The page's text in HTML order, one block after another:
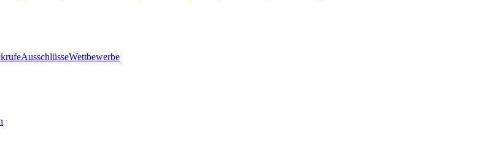
AusschlüsseWettbewerbe